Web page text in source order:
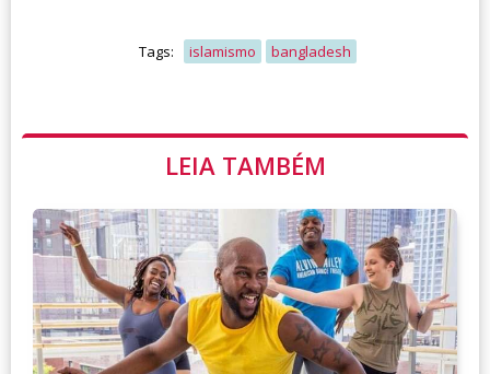
Tags: islamismo bangladesh
LEIA TAMBÉM